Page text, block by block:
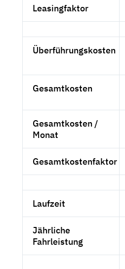
Leasingfaktor
Überführungskosten
Gesamtkosten
Gesamtkosten /
Monat
Gesamtkostenfaktor
Laufzeit
Jährliche
Fahrleistung